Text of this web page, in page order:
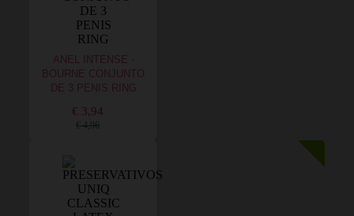
ANEL INTENSE -
BOURNE CONJUNTO
DE 3 PENIS RING
€ 3,94
€ 4,96